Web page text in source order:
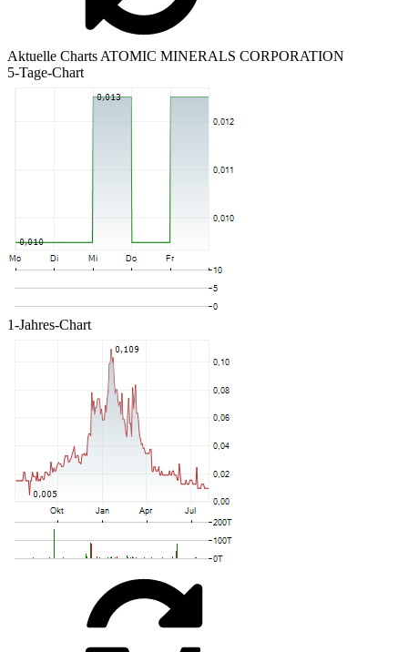
Aktuelle Charts ATOMIC MINERALS CORPORATION
5-Tage-Chart
1-Jahres-Chart